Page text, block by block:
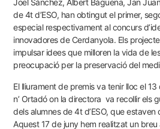
Joel Sánchez, Albert Bàguena, Jan
de 4t d’ESO, han obtingut el primer,
especial respectivament al concurs
innovadores de Cerdanyola. Els
impulsar idees que milloren la vida de
preocupació per la preservació del
El lliurament de premis va tenir lloc el
n’ Ortadó on la directora va recollir els
dels alumnes de 4t d’ESO, que
Aquest 17 de juny hem realitzat un